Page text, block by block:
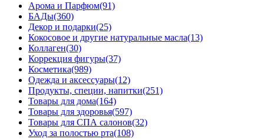
Арома и Парфюм(91)
БАДы(360)
Декор и подарки(25)
Кокосовое и другие натуральные масла(13)
Коллаген(30)
Коррекция фигуры(37)
Косметика(989)
Одежда и аксессуары(12)
Продукты, специи, напитки(251)
Товары для дома(164)
Товары для здоровья(597)
Товары для СПА салонов(32)
Уход за полостью рта(108)